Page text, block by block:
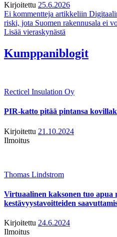
Kirjoitettu 25.6.2026
Ei kommentteja artikkeliin
riski, jota Suomen rakennusala ei
Lisää vieraskynästä
Kumppaniblogit
Recticel Insulation Oy
PIR-katto pitää pintansa
Kirjoitettu 21.10.2024
Ilmoitus
Thomas Lindstrom
Virtuaalinen kaksonen tuo
kestävyystavoitteiden
Kirjoitettu 24.6.2024
Ilmoitus